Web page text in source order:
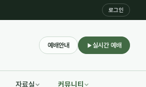
로그인
예배안내 실시간 예배
자료실 커뮤니티